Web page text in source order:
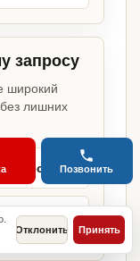
запросу
широкий
лишних
Отклонить Принять
Позвонить